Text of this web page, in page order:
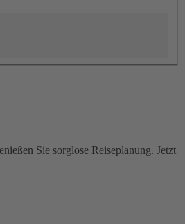
Sie sorglose Reiseplanung. Jetzt